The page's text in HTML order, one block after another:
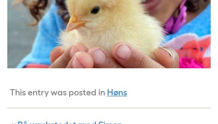
This entry was posted in Høns